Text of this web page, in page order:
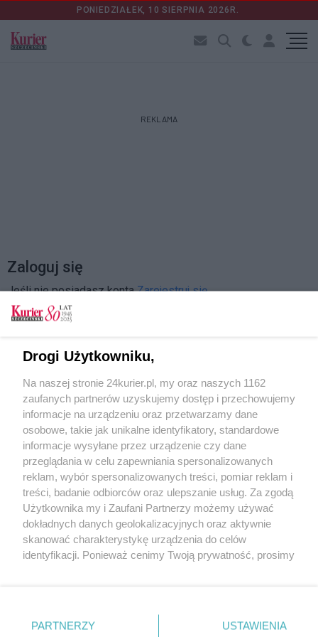
PONIEDZIAŁEK, 10 SIERPNIA 2026R.
REKLAMA
Zaloguj się
Jeśli nie posiadasz kontaZarejestruj się
Zapamiętać?
Zaloguj
Zapomniałem hasła
Copyright © 2022 Kurier Szczeciński sp. z o.o.
Drogi Użytkowniku,
Na naszej stronie 24kurier.pl, my oraz naszych 1162
zaufanych partnerów uzyskujemy dostęp i przechowujemy
informacje na urządzeniu oraz przetwarzamy dane
osobowe, takie jak unikalne identyfikatory, standardowe
informacje wysyłane przez urządzenie czy dane
przeglądania w celu zapewniania spersonalizowanych
reklam, wybór spersonalizowanych treści, pomiar reklam i
treści, badanie odbiorców oraz ulepszanie usług. Za zgodą
Użytkownika my i Zaufani Partnerzy możemy używać
dokładnych danych geolokalizacyjnych oraz aktywnie
skanować charakterystykę urządzenia do celów
identyfikacji. Ponieważ cenimy Twoją prywatność, prosimy
prywatności znajdujący się w lewym dolnym rogu strony
. Niektóre rodzaje przetwarzania danych nie wymagają
PARTNERZY USTAWIENIA